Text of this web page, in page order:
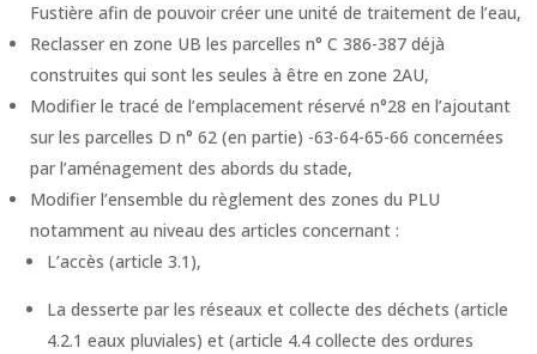
Fustière afin de pouvoir créer une unité de traitement de l’eau,
Reclasser en zone UB les parcelles n° C 386-387 déjà
construites qui sont les seules à être en zone 2AU,
Modifier le tracé de l’emplacement réservé n°28 en l’ajoutant
sur les parcelles D n° 62 (en partie) -63-64-65-66 concernées
par l’aménagement des abords du stade,
Modifier l’ensemble du règlement des zones du PLU
notamment au niveau des articles concernant :
L’accès (article 3.1),
La desserte par les réseaux et collecte des déchets (article
4.2.1 eaux pluviales) et (article 4.4 collecte des ordures